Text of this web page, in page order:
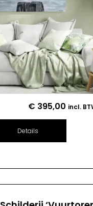
€ 395,00 incl.
Details